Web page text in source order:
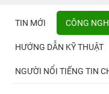
TIN MỚI CÔNG
HƯỚNG DẪN KỸ THUẬT
NGƯỜI NỔI TIẾNG TIN